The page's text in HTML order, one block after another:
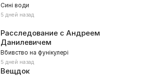
Сині води
5 дней назад
Расследование с Андреем
Данилевичем
Вбивство на фунікулері
5 дней назад
Вещдок